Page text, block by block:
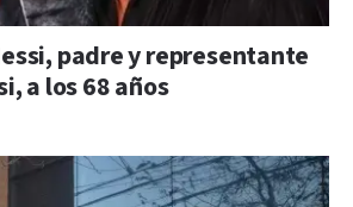
padre y representante
a los 68 años